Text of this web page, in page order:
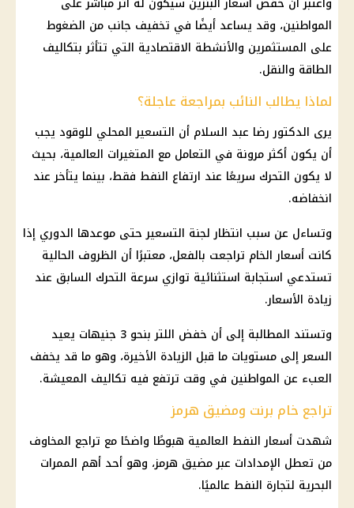
المواطنين، وقد يساعد أيضًا في تخفيف جانب من الضغوط
على المستثمرين والأنشطة الاقتصادية التي تتأثر بتكاليف
الطاقة والنقل.
لماذا يطالب النائب بمراجعة عاجلة؟
يرى الدكتور رضا عبد السلام أن التسعير المحلي للوقود يجب
أن يكون أكثر مرونة في التعامل مع المتغيرات العالمية، بحيث
لا يكون التحرك سريعًا عند ارتفاع النفط فقط، بينما يتأخر عند
انخفاضه.
وتساءل عن سبب انتظار لجنة التسعير حتى موعدها الدوري إذا
كانت أسعار الخام تراجعت بالفعل، معتبرًا أن الظروف الحالية
تستدعي استجابة استثنائية توازي سرعة التحرك السابق عند
زيادة الأسعار.
وتستند المطالبة إلى أن خفض اللتر بنحو 3 جنيهات يعيد
السعر إلى مستويات ما قبل الزيادة الأخيرة، وهو ما قد يخفف
العبء عن المواطنين في وقت ترتفع فيه تكاليف المعيشة.
تراجع خام برنت ومضيق هرمز
شهدت أسعار النفط العالمية هبوطًا واضحًا مع تراجع المخاوف
من تعطل الإمدادات عبر مضيق هرمز، وهو أحد أهم الممرات
البحرية لتجارة النفط عالميًا.